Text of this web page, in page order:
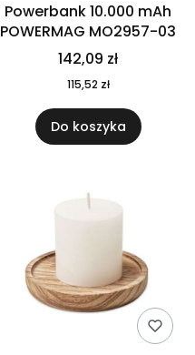
Powerbank 10.000 mAh
POWERMAG MO2957-03
142,09 zł
115,52 zł
Do koszyka